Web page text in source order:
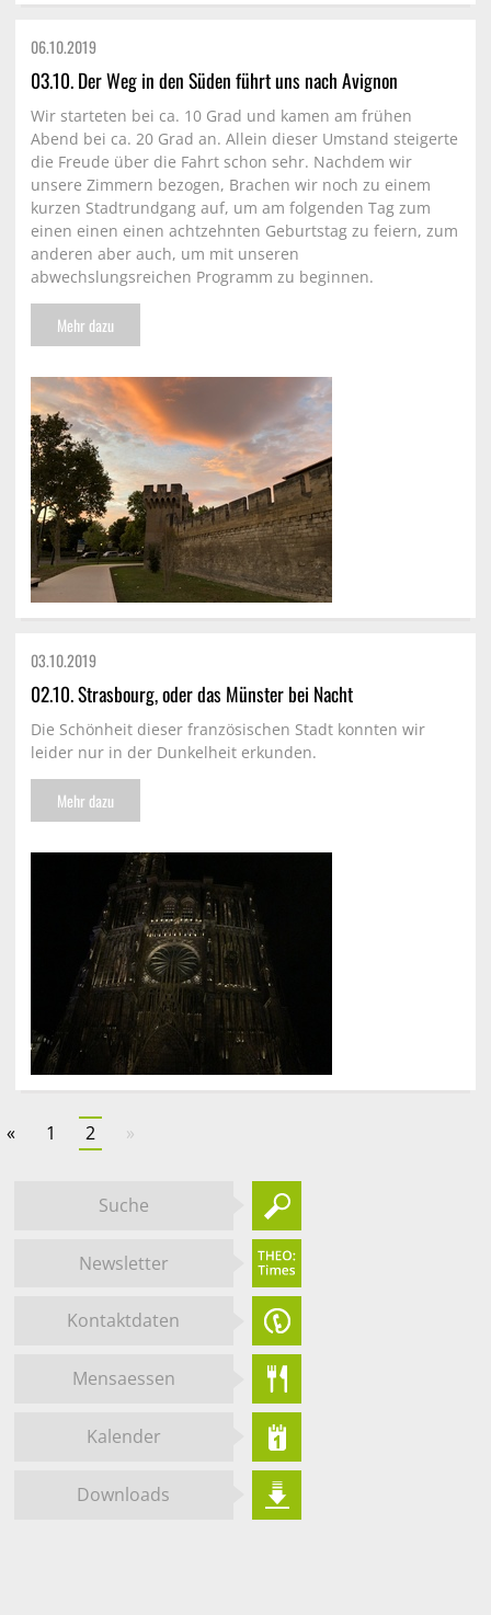
06.10.2019
03.10. Der Weg in den Süden führt uns nach Avignon
Wir starteten bei ca. 10 Grad und kamen am frühen
Abend bei ca. 20 Grad an. Allein dieser Umstand steigerte
die Freude über die Fahrt schon sehr. Nachdem wir
unsere Zimmern bezogen, Brachen wir noch zu einem
kurzen Stadtrundgang auf, um am folgenden Tag zum
einen einen einen achtzehnten Geburtstag zu feiern, zum
anderen aber auch, um mit unseren
abwechslungsreichen Programm zu beginnen.
Mehr dazu
03.10.2019
02.10. Strasbourg, oder das Münster bei Nacht
Die Schönheit dieser französischen Stadt konnten wir
leider nur in der Dunkelheit erkunden.
Mehr dazu
« 1 2 »
Suche
Newsletter
Kontaktdaten
Mensaessen
Kalender
Downloads